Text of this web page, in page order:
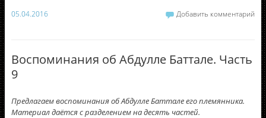
05.04.2016 Добавить комментарий
Воспоминания об Абдулле Баттале. Часть
9
Предлагаем воспоминания об Абдулле Баттале его племянника.
Материал даётся с разделением на десять частей.